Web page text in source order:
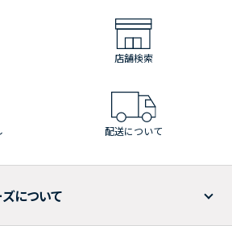
店舗検索
配送について
について